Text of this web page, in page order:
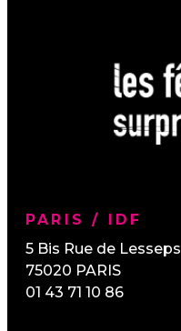
PARIS / IDF
5 Bis Rue de Lesseps
75020 PARIS
01 43 71 10 86